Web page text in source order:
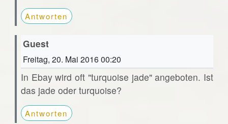
Antworten
Guest
Freitag, 20. Mai 2016 00:20
In Ebay wird oft "turquoise jade" angeboten. Ist
das jade oder turquoise?
Antworten